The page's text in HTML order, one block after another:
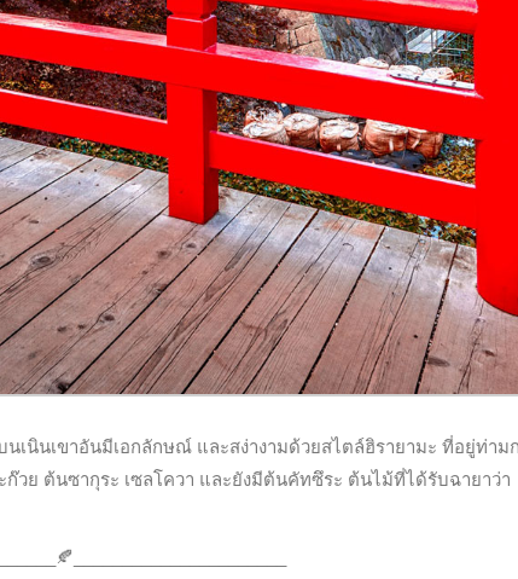
นเนินเขาอันมีเอกลักษณ์ และสง่างามด้วยสไตล์ฮิรายามะ ที่อยู่ท่าม
วย ต้นซากุระ เซลโควา และยังมีต้นคัทซึระ ต้นไม้ที่ได้รับฉายาว่า